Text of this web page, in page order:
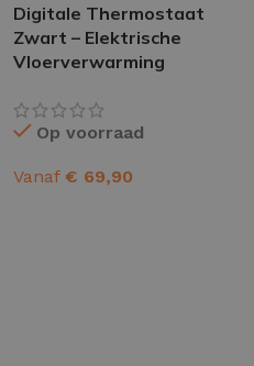
Digitale Thermostaat
Zwart – Elektrische
Vloerverwarming
Op voorraad
Vanaf € 69,90